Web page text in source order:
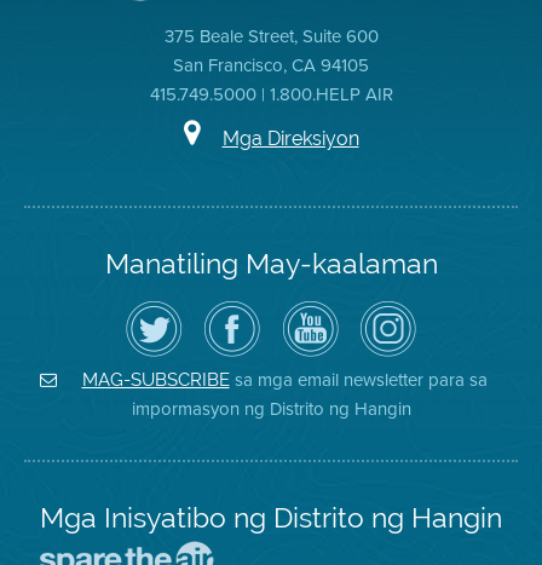
375 Beale Street, Suite 600
San Francisco, CA 94105
415.749.5000 | 1.800.HELP AIR
Mga Direksiyon
Manatiling May-kaalaman
I-
follow
ang
Air
District
sa
Twitter
Bisitahin
ang
Page
sa
Facebook
ng
Distrito
Channel
sa
YouTube
ng
Air
District
Air
District
on
Instagram
MAG-SUBSCRIBEsa mga email newsletter para sa
impormasyon ng Distrito ng Hangin
Mga Inisyatibo ng Distrito ng Hangin